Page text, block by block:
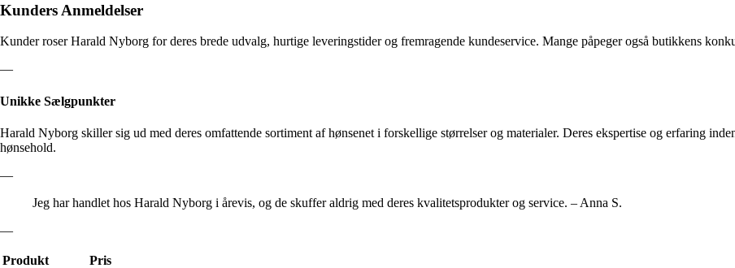
Kunders Anmeldelser
Kunder roser Harald Nyborg for deres brede udvalg, hurtige leveringstider og fremragende kundeservice. Mange påpeger også butikkens
—
Unikke Sælgpunkter
Harald Nyborg skiller sig ud med deres omfattende sortiment af hønsenet i forskellige størrelser og materialer. Deres ekspertise og erfaring
hønsehold.
—
Jeg har handlet hos Harald Nyborg i årevis, og de skuffer aldrig med deres kvalitetsprodukter og service. – Anna S.
—
Produkt
Pris